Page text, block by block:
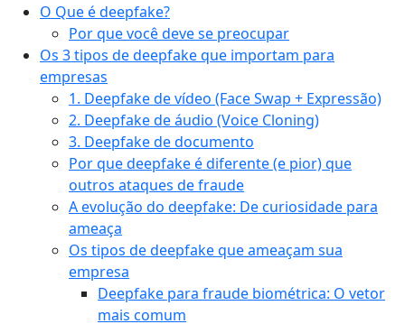
O Que é deepfake?
Por que você deve se preocupar
Os 3 tipos de deepfake que importam para
empresas
1. Deepfake de vídeo (Face Swap + Expressão)
2. Deepfake de áudio (Voice Cloning)
3. Deepfake de documento
Por que deepfake é diferente (e pior) que
outros ataques de fraude
A evolução do deepfake: De curiosidade para
ameaça
Os tipos de deepfake que ameaçam sua
empresa
Deepfake para fraude biométrica: O vetor
mais comum